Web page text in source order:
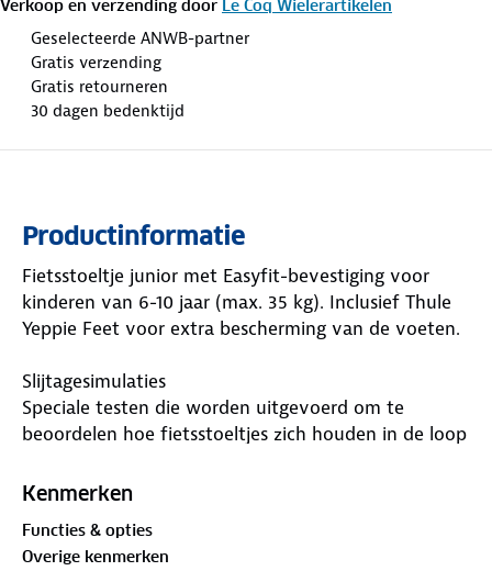
Verkoop en verzending door Le Coq Wielerartikelen
Geselecteerde ANWB-partner
Gratis verzending
Gratis retourneren
30 dagen bedenktijd
Productinformatie
Fietsstoeltje junior met Easyfit-bevestiging voor
kinderen van 6-10 jaar (max. 35 kg). Inclusief Thule
Yeppie Feet voor extra bescherming van de voeten.
Slijtagesimulaties
Speciale testen die worden uitgevoerd om te
beoordelen hoe fietsstoeltjes zich houden in de loop
de lange termijn te bepalen.
valtest in het Thule Test Center.
Kenmerken
Functies & opties
Overige kenmerken